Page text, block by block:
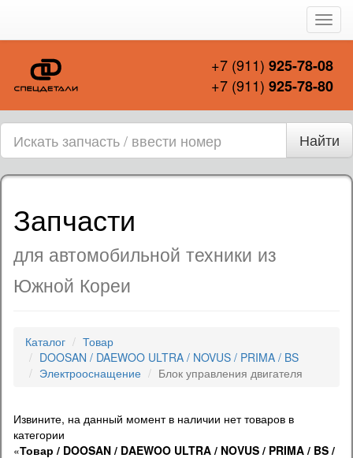
+7 (911) 925-78-08
+7 (911) 925-78-80
Найти
Запчасти
для автомобильной техники из
Южной Кореи
Каталог
Товар
DOOSAN / DAEWOO ULTRA / NOVUS / PRIMA / BS
Электрооснащение
Блок управления двигателя
Извините, на данный момент в наличии нет товаров в
категории
«Товар / DOOSAN / DAEWOO ULTRA / NOVUS / PRIMA / BS /